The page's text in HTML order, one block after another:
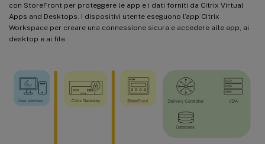
con StoreFront per proteggere le app e i dati forniti da Citrix Virtual
Apps and Desktops. I dispositivi utente eseguono l’app Citrix
Workspace per creare una connessione sicura e accedere alle app, ai
desktop e ai file.